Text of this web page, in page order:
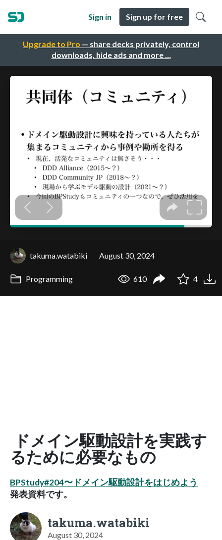
Upgrade to Pro — share decks privately, control
downloads, hide ads and more …
Sign in Sign up for free
takuma.watabiki August 30, 2024
Programming 610 4
ドメイン駆動設計を実践す
るために必要なもの
BPStudy#204〜ドメイン駆動設計をはじめよう
発表資料です。
takuma.watabiki
August 30, 2024